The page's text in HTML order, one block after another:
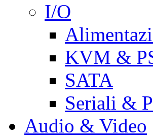
I/O
KVM &
SATA
Seriali &
Audio & Video